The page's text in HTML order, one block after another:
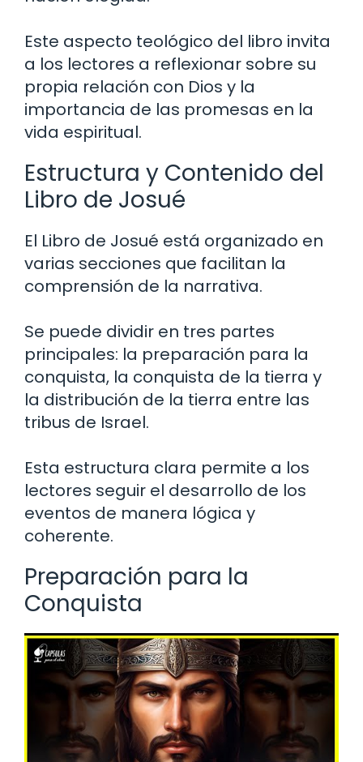
Este aspecto teológico del libro invita
a los lectores a reflexionar sobre su
propia relación con Dios y la
importancia de las promesas en la
vida espiritual.
Estructura y Contenido del
Libro de Josué
El Libro de Josué está organizado en
varias secciones que facilitan la
comprensión de la narrativa.
Se puede dividir en tres partes
principales: la preparación para la
conquista, la conquista de la tierra y
la distribución de la tierra entre las
tribus de Israel.
Esta estructura clara permite a los
lectores seguir el desarrollo de los
eventos de manera lógica y
coherente.
Preparación para la
Conquista